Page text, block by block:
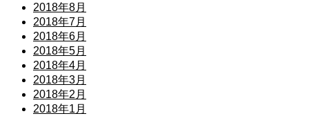
2018年8月
2018年7月
2018年6月
2018年5月
2018年4月
2018年3月
2018年2月
2018年1月